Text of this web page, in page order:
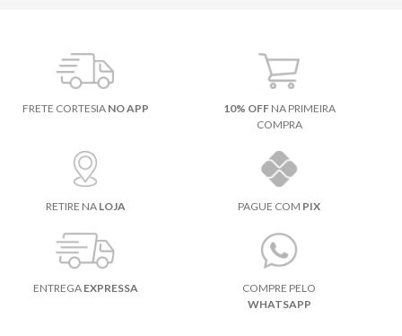
FRETE CORTESIA NO APP 10% OFFNA PRIMEIRA
COMPRA
RETIRE NA LOJA PAGUE COM PIX
ENTREGA EXPRESSA
COMPRE PELO
WHATSAPP